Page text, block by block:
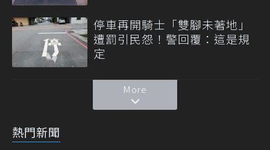
停車再開騎士「雙腳未著地」
遭罰引民怨！警回覆：這是規
定
More
熱門新聞